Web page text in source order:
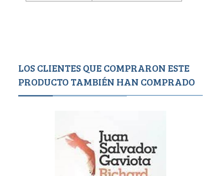
LOS CLIENTES QUE COMPRARON ESTE
PRODUCTO TAMBIÉN HAN COMPRADO